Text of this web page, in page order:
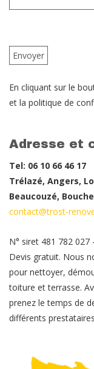
En cliquant sur le
et la politique de
Adresse et
Tel: 06 10 66 46 17
Trélazé, Angers,
Beaucouzé,
contact@trost-
N° siret 481 782 027
Devis gratuit. Nous
pour nettoyer,
toiture et terrasse.
prenez le temps de
différents